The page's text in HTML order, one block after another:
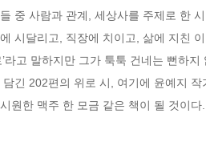
중 사람과 관계, 세상사를 주제로 한
시달리고, 직장에 치이고, 삶에 지친
’라고 말하지만 그가 툭툭 건네는 뻔하
긴 202편의 위로 시, 여기에 윤예지
원한 맥주 한 모금 같은 책이 될 것이